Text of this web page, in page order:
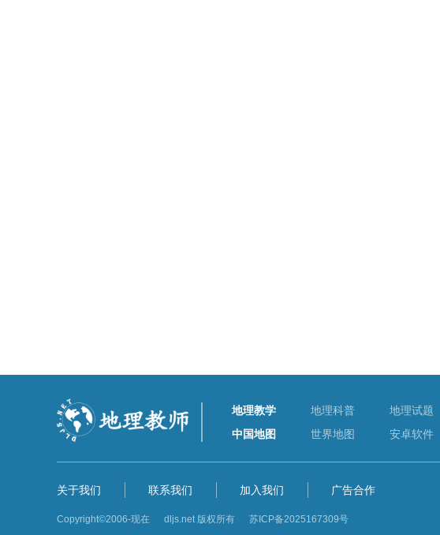
地理教学 地理科普 地理试题
中国地图
世界地图 安卓软件
关于我们 联系我们 加入我们 广告合作
Copyright©2006-现在 dljs.net 版权所有 苏ICP备2025167309号